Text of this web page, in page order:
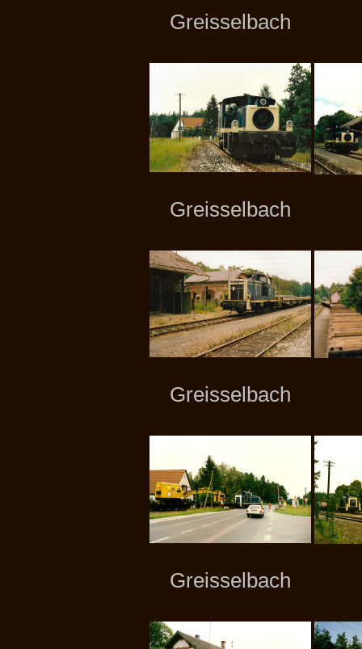
Greisselbach
Greisselbach
Greisselbach
Greisselbach